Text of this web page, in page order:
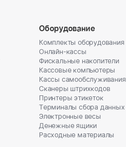
Оборудование
Комплекты оборудования
Онлайн-кассы
Фискальные накопители
Кассовые компьютеры
Кассы самообслуживания
Сканеры штрихкодов
Принтеры этикеток
Терминалы сбора данных
Электронные весы
Денежные ящики
Расходные материалы